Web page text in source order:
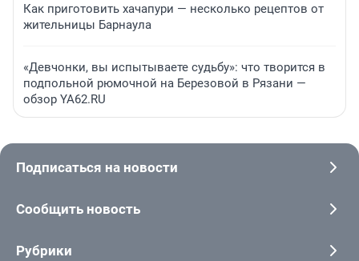
Как приготовить хачапури — несколько рецептов от
жительницы Барнаула
«Девчонки, вы испытываете судьбу»: что творится в
подпольной рюмочной на Березовой в Рязани —
обзор YA62.RU
Подписаться на новости
Сообщить новость
Рубрики